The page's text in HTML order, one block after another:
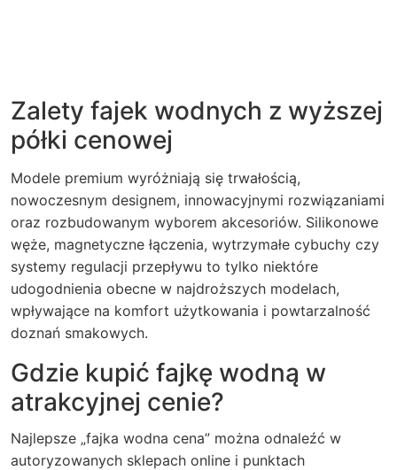
Zalety fajek wodnych z wyższej
półki cenowej
Modele premium wyróżniają się trwałością,
nowoczesnym designem, innowacyjnymi rozwiązaniami
oraz rozbudowanym wyborem akcesoriów. Silikonowe
węże, magnetyczne łączenia, wytrzymałe cybuchy czy
systemy regulacji przepływu to tylko niektóre
udogodnienia obecne w najdroższych modelach,
wpływające na komfort użytkowania i powtarzalność
doznań smakowych.
Gdzie kupić fajkę wodną w
atrakcyjnej cenie?
Najlepsze „fajka wodna cena” można odnaleźć w
autoryzowanych sklepach online i punktach